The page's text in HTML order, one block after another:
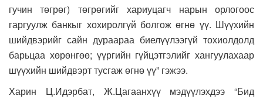
гучин төгрөг) төгрөгийг хариуцагч нарын орлогоос
гаргуулж банкыг хохиролгүй болгож өгнө үү. Шүүхийн
шийдвэрийг сайн дураараа биелүүлээгүй тохиолдолд
барьцаа хөрөнгөө; үүргийн гүйцэтгэлийг хангуулахаар
шүүхийн шийдвэрт тусгаж өгнө үү” гэжээ.
Харин Ц.Идэрбат, Ж.Цагаанхүү мэдүүлэхдээ “Бид